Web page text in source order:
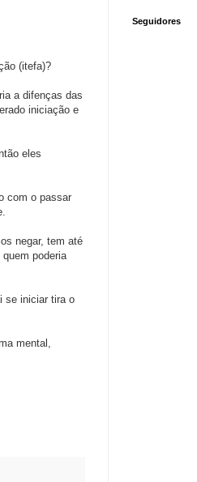
(itefa)?
a difenças das
iniciação e
eles
com o passar
negar, tem até
poderia
se iniciar tira o
mental,
Seguidores